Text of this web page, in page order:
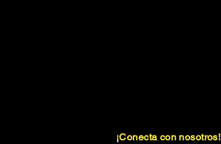
¡Conecta con nosotros!